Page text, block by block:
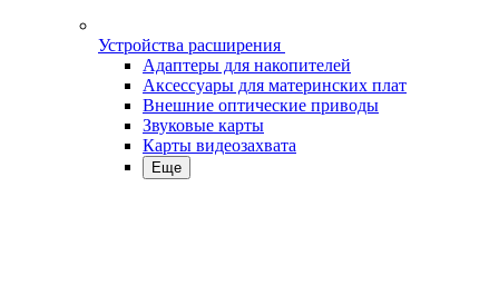
Устройства расширения
Адаптеры для накопителей
Аксессуары для материнских плат
Внешние оптические приводы
Звуковые карты
Карты видеозахвата
Еще